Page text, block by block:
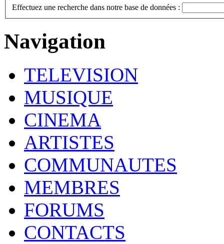
Effectuez une recherche dans notre base de données :
Navigation
TELEVISION
MUSIQUE
CINEMA
ARTISTES
COMMUNAUTES
MEMBRES
FORUMS
CONTACTS